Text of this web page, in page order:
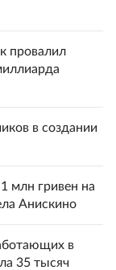
провалил
в создании
млн гривен на
Анискино
в
35 тысяч